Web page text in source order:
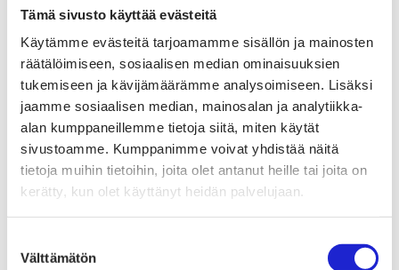
Tämä sivusto käyttää evästeitä
Käytämme evästeitä tarjoamamme sisällön ja mainosten
räätälöimiseen, sosiaalisen median ominaisuuksien
tukemiseen ja kävijämäärämme analysoimiseen. Lisäksi
jaamme sosiaalisen median, mainosalan ja analytiikka-
alan kumppaneillemme tietoja siitä, miten käytät
sivustoamme. Kumppanimme voivat yhdistää näitä
tietoja muihin tietoihin, joita olet antanut heille tai joita on
kerätty, kun olet käyttänyt heidän palvelujaan.
valinta
Välttämätön
Digitaalinen tuotepassi
Tekstiilien tuottajavastuu (EPR)
Kannanotot ja lausunnot
Lausunnot ja kantapaperit
Pikamuodin rajoittaminen
Vaikuttajaryhmät jäsenyrityksille
Työelämä-vaikuttajaryhmä
Yritysvastuu, kiertotalous ja toimivat markkinat -
vaikuttajaryhmä
Kansainvälinen liiketoiminta ja rahoitus -
vaikuttajaryhmä
Julkiset hankinnat ja huoltovarmuus -
Osaaminen ja vetovoima -vaikuttajaryhmä
Tule jäseneksi